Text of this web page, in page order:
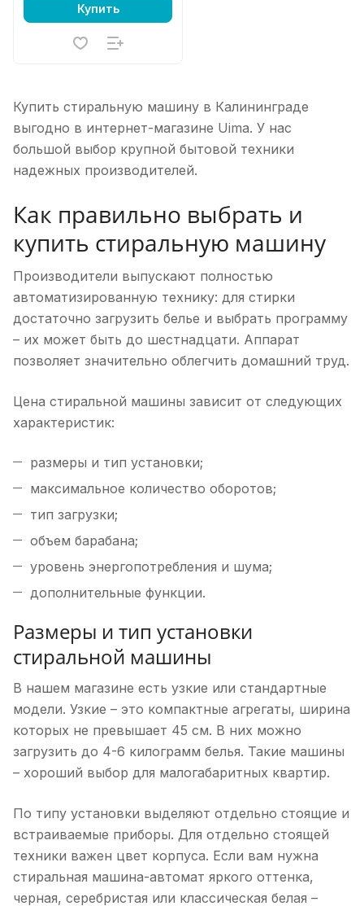
Купить
Купить стиральную машину в Калининграде
выгодно в интернет-магазине Uima. У нас
большой выбор крупной бытовой техники
надежных производителей.
Как правильно выбрать и
купить стиральную машину
Производители выпускают полностью
автоматизированную технику: для стирки
достаточно загрузить белье и выбрать программу
– их может быть до шестнадцати. Аппарат
позволяет значительно облегчить домашний труд.
Цена стиральной машины зависит от следующих
характеристик:
размеры и тип установки;
максимальное количество оборотов;
тип загрузки;
объем барабана;
уровень энергопотребления и шума;
дополнительные функции.
Размеры и тип установки
стиральной машины
В нашем магазине есть узкие или стандартные
модели. Узкие – это компактные агрегаты, ширина
которых не превышает 45 см. В них можно
загрузить до 4-6 килограмм белья. Такие машины
– хороший выбор для малогабаритных квартир.
По типу установки выделяют отдельно стоящие и
встраиваемые приборы. Для отдельно стоящей
техники важен цвет корпуса. Если вам нужна
стиральная машина-автомат яркого оттенка,
черная, серебристая или классическая белая –